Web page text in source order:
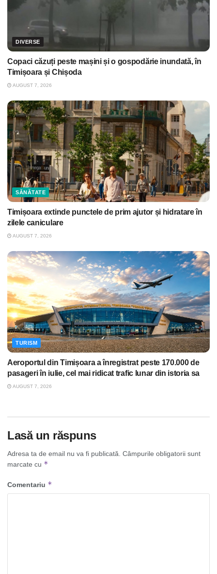
DIVERSE
Copaci căzuți peste mașini și o gospodărie inundată, în
Timișoara și Chișoda
AUGUST 7, 2026
SĂNĂTATE
Timișoara extinde punctele de prim ajutor și hidratare în
zilele caniculare
AUGUST 7, 2026
TURISM
Aeroportul din Timișoara a înregistrat peste 170.000 de
pasageri în iulie, cel mai ridicat trafic lunar din istoria sa
AUGUST 7, 2026
Lasă un răspuns
Adresa ta de email nu va fi publicată. Câmpurile obligatorii sunt
marcate cu *
Comentariu *